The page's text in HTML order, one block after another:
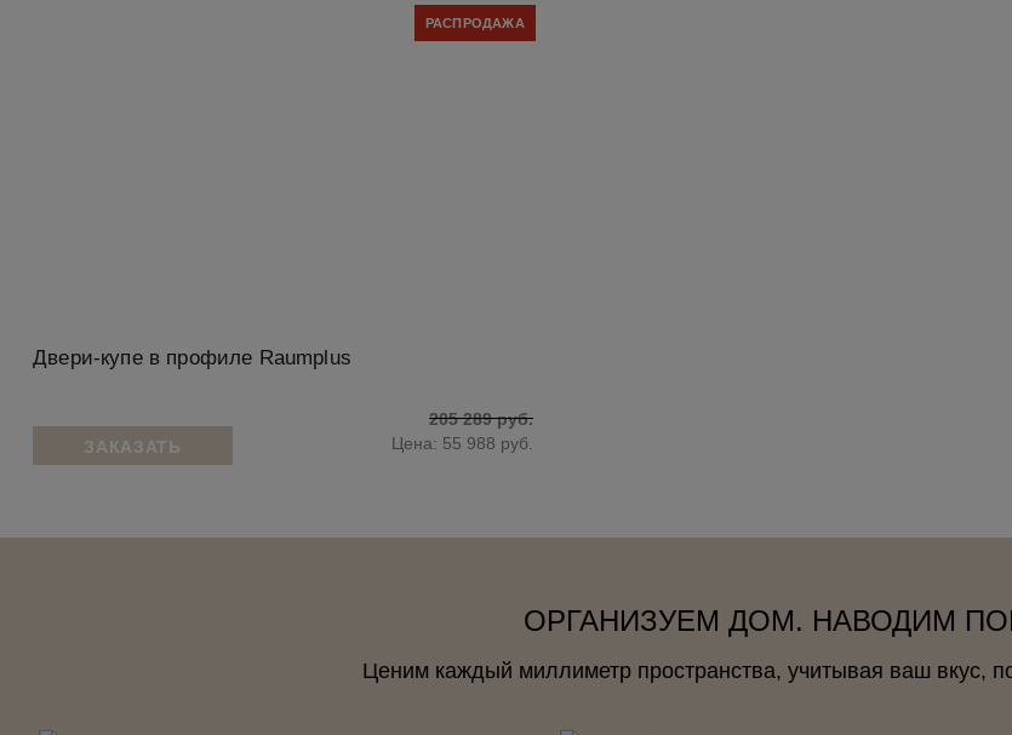
РАСПРОДАЖА
Двери-купе в профиле Raumplus
ЗАКАЗАТЬ
205 289 руб.
Цена: 55 988 руб.
ОРГАНИЗУЕМ ДОМ. НАВОДИМ
Ценим каждый миллиметр пространства, учитывая ваш вкус,